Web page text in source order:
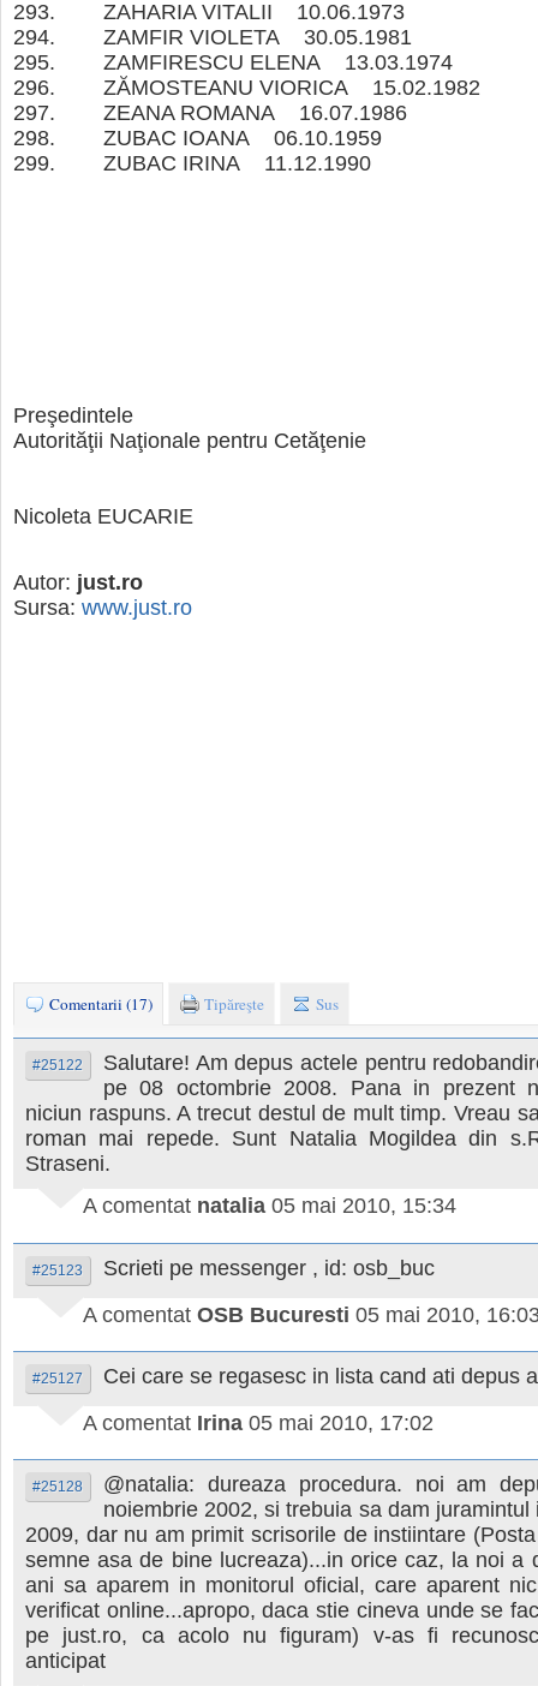
293. ZAHARIA VITALII 10.06.1973
294. ZAMFIR VIOLETA 30.05.1981
295. ZAMFIRESCU ELENA 13.03.1974
296. ZĂMOSTEANU VIORICA 15.02.1982
297. ZEANA ROMANA 16.07.1986
298. ZUBAC IOANA 06.10.1959
299. ZUBAC IRINA 11.12.1990
Preşedintele
Autorităţii Naţionale pentru Cetăţenie
Nicoleta EUCARIE
Autor: just.ro
Sursa: www.just.ro
Comentarii (17) Tipăreşte Sus
#25122
Salutare! Am depus actele pentru
pe 08 octombrie 2008. Pana in prezent
niciun raspuns. A trecut destul de mult timp. Vreau
roman mai repede. Sunt Natalia Mogildea din
Straseni.
A comentat natalia 05 mai 2010, 15:34
#25123
Scrieti pe messenger , id: osb_buc
A comentat OSB Bucuresti 05 mai 2010,
#25127
Cei care se regasesc in lista cand ati depus
A comentat Irina 05 mai 2010, 17:02
#25128
@natalia: dureaza procedura. noi am
noiembrie 2002, si trebuia sa dam juramintul
2009, dar nu am primit scrisorile de instiintare
semne asa de bine lucreaza)...in orice caz, la noi a
ani sa aparem in monitorul oficial, care aparent
verificat online...apropo, daca stie cineva unde se
pe just.ro, ca acolo nu figuram) v-as fi
anticipat